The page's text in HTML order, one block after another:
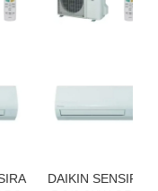
DAIKIN SENSIRA